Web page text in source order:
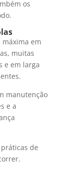
os
em
muitas
e em larga
manutenção
e a
de